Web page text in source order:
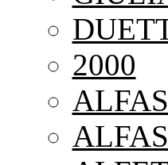
2000